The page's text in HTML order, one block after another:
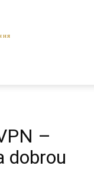
–
dobrou